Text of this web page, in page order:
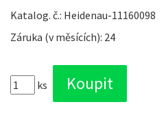
Katalog. č.: Heidenau-11160098
Záruka (v měsících): 24
ks